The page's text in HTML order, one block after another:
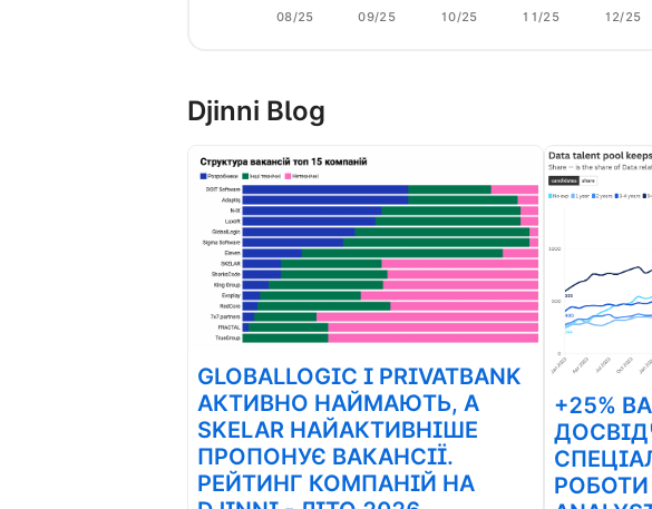
08/25 09/25 10/25 11/25 12/25
Djinni Blog
GLOBALLOGIC І PRIVATBANK
АКТИВНО НАЙМАЮТЬ, А
SKELAR НАЙАКТИВНІШЕ
ПРОПОНУЄ ВАКАНСІЇ.
РЕЙТИНГ КОМПАНІЙ НА
+25%
РОБОТИ